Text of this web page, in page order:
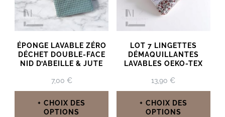
ÉPONGE LAVABLE ZÉRO
DÉCHET DOUBLE-FACE
NID D’ABEILLE & JUTE
7,00 €
CHOIX DES
OPTIONS
LOT 7 LINGETTES
DÉMAQUILLANTES
LAVABLES OEKO-TEX
13,90€
CHOIX DES
OPTIONS